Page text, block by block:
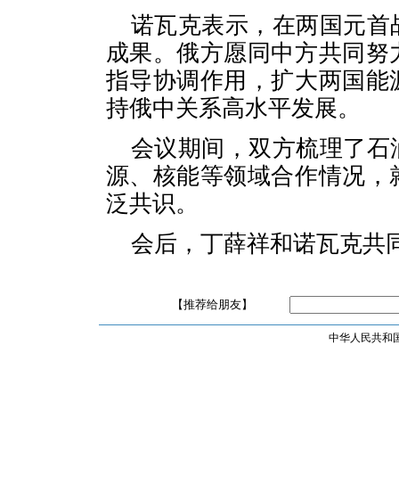
诺瓦克表示，在两国元
成果。俄方愿同中方共同
指导协调作用，扩大两国
持俄中关系高水平发展。
会议期间，双方梳理了
源、核能等领域合作情况
泛共识。
会后，丁薛祥和诺瓦克共
【推荐给朋友】
中华人民共和